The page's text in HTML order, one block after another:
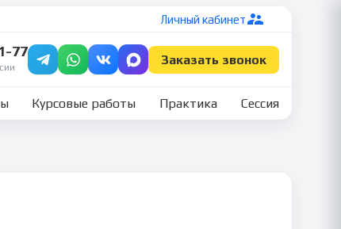
Личный кабинет
77 Заказать звонок
Курсовые работы Практика Сессия